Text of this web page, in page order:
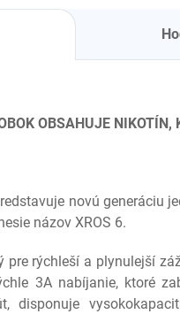
OBSAHUJE NIKOTÍN,
novú generáciu
názov XROS 6.
pre rýchleší a plynulejší
3A nabíjanie, ktoré
disponuje